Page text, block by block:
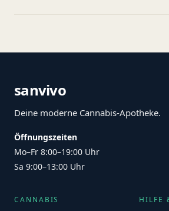
sanvivo
Deine moderne Cannabis-Apotheke.
Öffnungszeiten
Mo–Fr 8:00–19:00 Uhr
Sa 9:00–13:00 Uhr
CANNABIS HILFE